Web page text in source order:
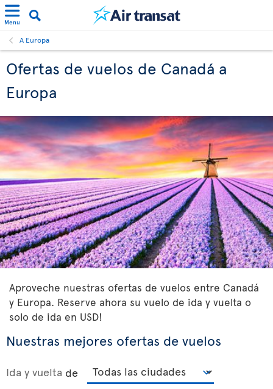
Menu
A Europa
Ofertas de vuelos de Canadá a
Europa
Aproveche nuestras ofertas de vuelos entre Canadá
y Europa. Reserve ahora su vuelo de ida y vuelta o
solo de ida en USD!
Nuestras mejores ofertas de vuelos
Ida y vuelta de